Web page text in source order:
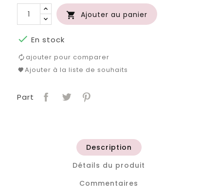
 Ajouter au panier
 En stock
ajouter pour comparer
Ajouter à la liste de souhaits
Part
Description
Détails du produit
Commentaires